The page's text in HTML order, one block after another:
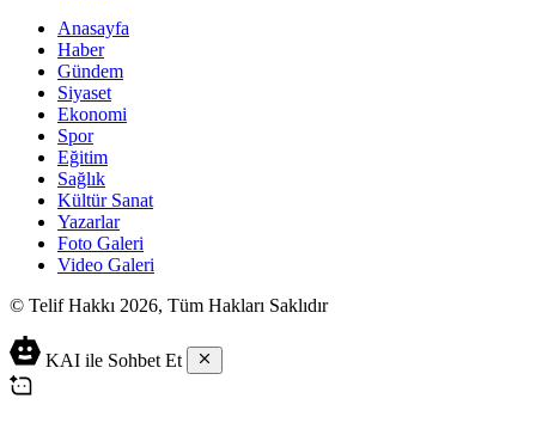
Anasayfa
Haber
Gündem
Siyaset
Ekonomi
Spor
Eğitim
Sağlık
Kültür Sanat
Yazarlar
Foto Galeri
Video Galeri
© Telif Hakkı 2026, Tüm Hakları Saklıdır
KAI ile Sohbet Et